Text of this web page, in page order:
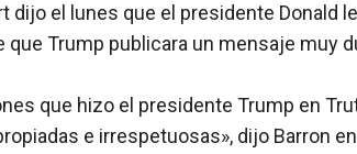
dijo el lunes que el presidente Donald
que Trump publicara un mensaje muy
que hizo el presidente Trump en
e irrespetuosas», dijo Barron